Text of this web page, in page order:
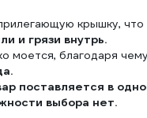
крышку, что
и грязи внутрь.
моется, благодаря чему
поставляется в
выбора нет.